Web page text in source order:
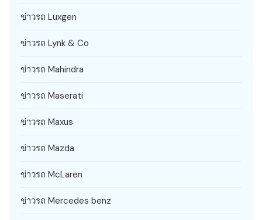
ข่าวรถ Luxgen
ข่าวรถ Lynk & Co
ข่าวรถ Mahindra
ข่าวรถ Maserati
ข่าวรถ Maxus
ข่าวรถ Mazda
ข่าวรถ McLaren
ข่าวรถ Mercedes benz